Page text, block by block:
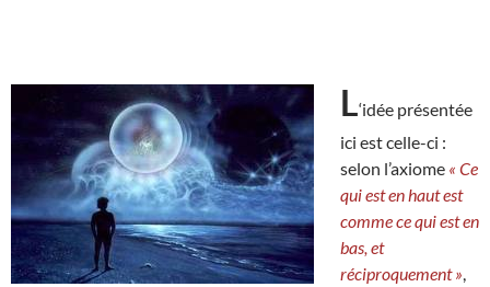
L‘idée présentée
ici est celle-ci :
selon l’axiome « Ce
qui est en haut est
comme ce qui est en
bas, et
réciproquement »